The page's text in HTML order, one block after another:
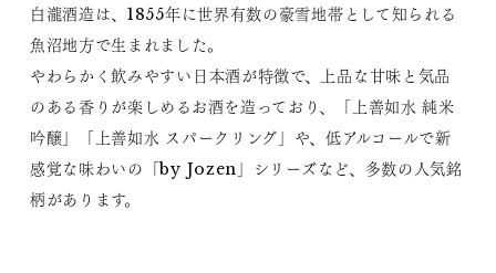
白瀧酒造は、1855年に世界有数の豪雪地帯として知られる
魚沼地方で生まれました。
やわらかく飲みやすい日本酒が特徴で、上品な甘味と気品
のある香りが楽しめるお酒を造っており、「上善如水 純米
吟醸」「上善如水 スパークリング」や、低アルコールで新
感覚な味わいの「by Jozen」シリーズなど、多数の人気銘
柄があります。